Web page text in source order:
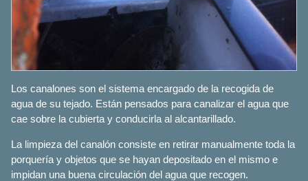
Los canalones son el sistema encargado de la recogida de
agua de su tejado. Están pensados para canalizar el agua que
cae sobre la cubierta y conducirla al alcantarillado.
La limpieza del canalón consiste en retirar manualmente toda la
porquería y objetos que se hayan depositado en el mismo e
impidan una buena circulación del agua que recogen.